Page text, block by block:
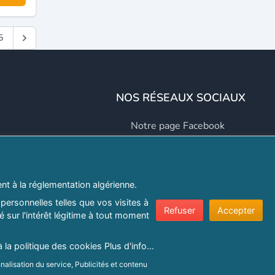
NOS RÉSEAUX SOCIAUX
Notre page Facebook
Notre page Twitter
confidentialité|Protection de la vie privée
à la réglementation algérienne.
telles que vos visites à
sur l'intérêt légitime à tout moment
la politique des cookies Plus d'info...
du service, Publicités et contenu
Refuser Accepter